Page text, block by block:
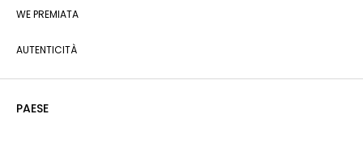
WE PREMIATA
AUTENTICITÀ
PAESE